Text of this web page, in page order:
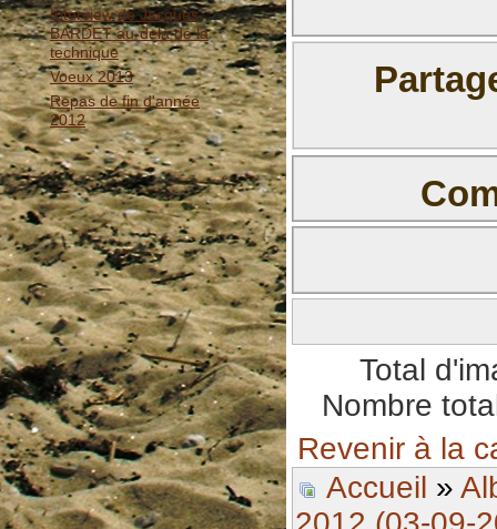
Interview de Jacques
BARDET au-delà de la
technique
Voeux 2013
Repas de fin d'année
2012
Il n'y a pas
Total
Nombre
Revenir à la
Accueil »